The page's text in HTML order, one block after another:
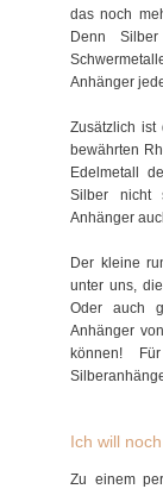
das noch
Denn
Anhänger
Zusätzlich ist
bewährten
Edelmetall
Silber nicht
Anhänger
Der kleine
unter uns,
Oder auch
Anhänger
können!
Ich will noch
Zu einem